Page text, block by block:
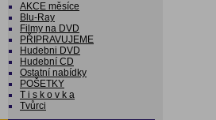
AKCE měsíce
Blu-Ray
Filmy na DVD
PŘIPRAVUJEME
Hudebni DVD
Hudební CD
Ostatní nabídky
POŠETKY
T i s k o v k a
Tvůrci